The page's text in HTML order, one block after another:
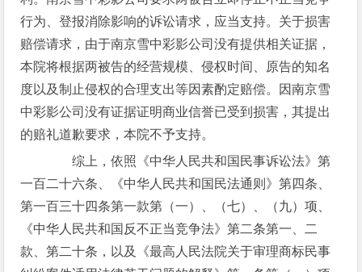
行为、登报消除影响的诉讼请求，应当支持。关于损害
赔偿请求，由于南京雪中彩影公司没有提供相关证据，
本院将根据两被告的经营规模、侵权时间、原告的知名
度以及制止侵权的合理支出等因素酌定赔偿。因南京雪
中彩影公司没有证据证明商业信誉已受到损害，其提出
的赔礼道歉要求，本院不予支持。
综上，依照《中华人民共和国民事诉讼法》第
一百二十六条、《中华人民共和国民法通则》第四条、
第一百三十四条第一款第（一）、（七）、（九）项、
《中华人民共和国反不正当竞争法》第二条第一、二
款、第二十条，以及《最高人民法院关于审理商标民事